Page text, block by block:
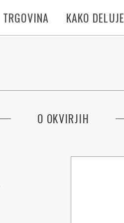
TRGOVINA KAKO DELUJE
O OKVIRJIH